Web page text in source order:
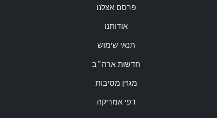
פרסם אצלנו
אודותנו
תנאי שימוש
חדשות ארה״ב
מגזין מסיבות
דפי אמריקה